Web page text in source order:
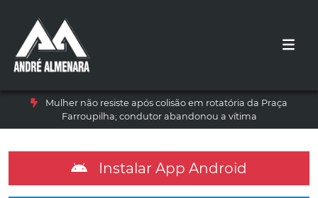
Mulher não resiste após colisão em rotatória da Praça
Farroupilha; condutor abandonou a vítima
Instalar App Android